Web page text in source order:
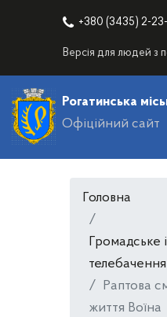
+380 (3435) 2-
Версія для людей з
Рогатинська
Офіційний сайт
Головна
Громадське
телебачення
Раптова
життя Воїна